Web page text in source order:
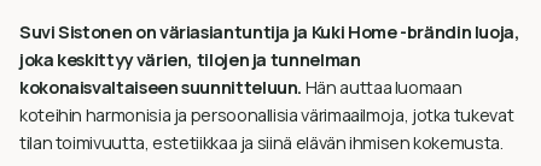
Suvi Sistonen on väriasiantuntija ja Kuki Home -brändin luoja,
joka keskittyy värien, tilojen ja tunnelman
kokonaisvaltaiseen suunnitteluun. Hän auttaa luomaan
koteihin harmonisia ja persoonallisia värimaailmoja, jotka tukevat
tilan toimivuutta, estetiikkaa ja siinä elävän ihmisen kokemusta.